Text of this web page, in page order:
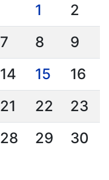
1
2
7 8
9
14 15
16
21 22
23
28 29
30